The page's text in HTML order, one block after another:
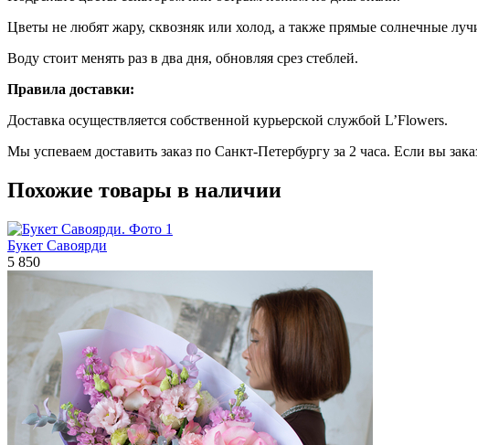
Цветы не любят жару, сквозняк или холод, а также прямые солнечные
Воду стоит менять раз в два дня, обновляя срез стеблей.
Правила доставки:
Доставка осуществляется собственной курьерской службой L’Flowers.
Мы успеваем доставить заказ по Санкт-Петербургу за 2 часа. Если вы
Похожие товары в наличии
Букет Савоярди
5 850